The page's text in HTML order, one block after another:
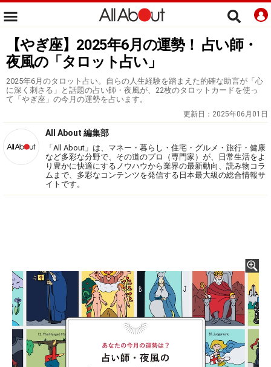
【やぎ座】2025年6月の運勢！ 占い師・
夜風の「タロット占い」
2025年6月のタロット占い。自らの人生経験を踏まえた的確な助言が「心
に深く刺さる」と話題の占い師・夜風が、22枚のタロットカードを使っ
て「やぎ座」の今月の運勢を占います。
更新日： 2025年06月01日
All About 編集部
「All About」は、マネー・暮らし・住宅・グルメ・旅行・健康
など多彩な分野で、その道のプロ（専門家）が、日常生活をよ
り豊かに快適にするノウハウから業界の最新動向、読み物コラ
ムまで、多彩なコンテンツを発信する日本最大級の総合情報サ
イトです。